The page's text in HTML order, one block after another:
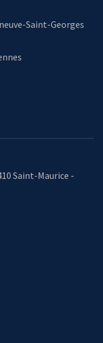
Saint-Georges
Saint-Maurice -